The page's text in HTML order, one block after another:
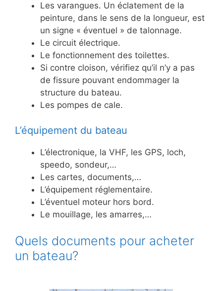
Les varangues. Un éclatement de la
peinture, dans le sens de la longueur, est
un signe « éventuel » de talonnage.
Le circuit électrique.
Le fonctionnement des toilettes.
Si contre cloison, vérifiez qu’il n’y a pas
de fissure pouvant endommager la
structure du bateau.
Les pompes de cale.
L’équipement du bateau
L’électronique, la VHF, les GPS, loch,
speedo, sondeur,…
Les cartes, documents,…
L’équipement réglementaire.
L’éventuel moteur hors bord.
Le mouillage, les amarres,…
Quels documents pour acheter
un bateau?